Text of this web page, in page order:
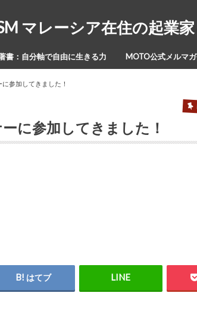
マレーシア在住の起業
書：自分軸で自由に生きる力 MOTO公式メルマ
参加してきました！
に参加してきました！
はてブ